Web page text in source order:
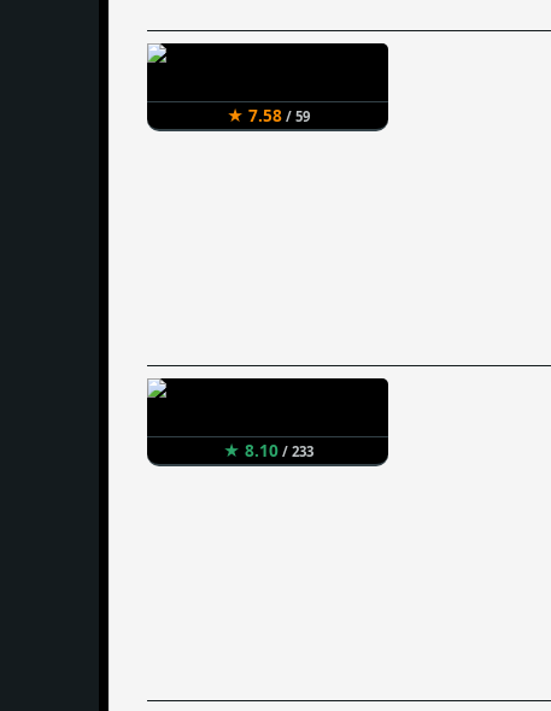
★ 7.58/ 59
★ 8.10/ 233